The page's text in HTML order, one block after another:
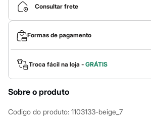
Bolsas
Bonés e Chapéus
Bijoux
Cintos
Óculos
Relógios
Calçados
Botas
Chinelos
Rasteirinhas
Sandálias
Sapatilhas
Tênis
Consultar frete
Formas de pagamento
Troca fácil na loja - GRÁTIS
Sobre o produto
Codigo do produto: 1103133-beige_7